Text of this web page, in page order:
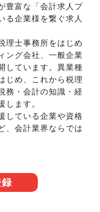
豊富な「会計求人プ
る企業様を繋ぐ求人
理士事務所をはじめ
ング会社、一般企業
しています。異業種
じめ、これから税理
務・会計の知識・経
します。
している企業や資格
、会計業界ならでは